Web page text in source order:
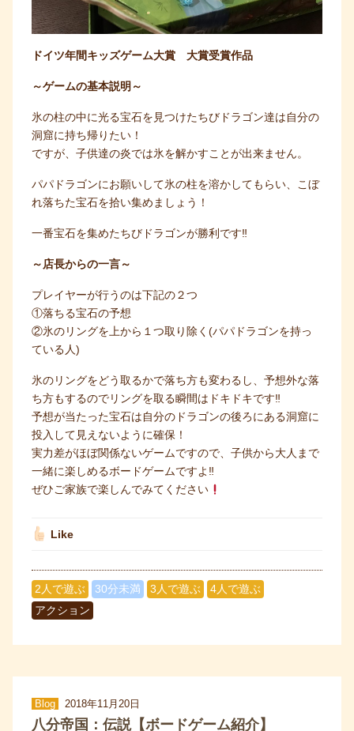
ドイツ年間キッズゲーム大賞 大賞受賞作品
～ゲームの基本説明～
氷の柱の中に光る宝石を見つけたちびドラゴン達は自分の
洞窟に持ち帰りたい！
ですが、子供達の炎では氷を解かすことが出来ません。
パパドラゴンにお願いして氷の柱を溶かしてもらい、こぼ
れ落ちた宝石を拾い集めましょう！
一番宝石を集めたちびドラゴンが勝利です‼
～店長からの一言～
プレイヤーが行うのは下記の２つ
①落ちる宝石の予想
②氷のリングを上から１つ取り除く(パパドラゴンを持っ
ている人)
氷のリングをどう取るかで落ち方も変わるし、予想外な落
ち方もするのでリングを取る瞬間はドキドキです‼
予想が当たった宝石は自分のドラゴンの後ろにある洞窟に
投入して見えないように確保！
実力差がほぼ関係ないゲームですので、子供から大人まで
一緒に楽しめるボードゲームですよ‼
ぜひご家族で楽しんでみてください
Like
2人で遊ぶ 30分未満 3人で遊ぶ
4人で遊ぶ
アクション
Blog 2018年11月20日
八分帝国：伝説【ボードゲーム紹介】